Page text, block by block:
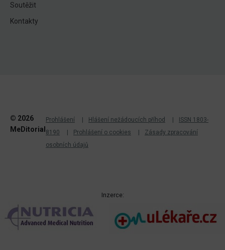
Soutěžit
Kontakty
© 2026
MeDitorial
Prohlášení Hlášení nežádoucích příhod
ISSN 1803-
8190
Prohlášení o cookies
Zásady zpracování
osobních údajů
Inzerce: